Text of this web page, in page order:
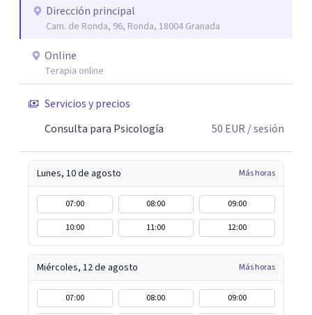
permitan vivir con mayor equilibrio y bienestar.
Dirección principal
Cam. de Ronda, 96, Ronda, 18004 Granada
Online
Terapia online
Servicios y precios
Consulta para Psicología
50 EUR / sesión
Lunes, 10 de agosto Más horas
07:00 08:00
09:00
10:00
11:00 12:00
Miércoles, 12 de agosto Más horas
07:00 08:00
09:00